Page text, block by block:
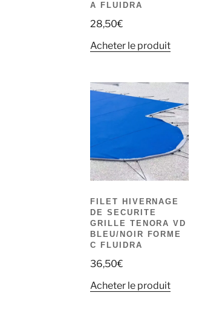
A FLUIDRA
28,50€
Acheter le produit
FILET HIVERNAGE
DE SECURITE
GRILLE TENORA VD
BLEU/NOIR FORME
C FLUIDRA
36,50€
Acheter le produit